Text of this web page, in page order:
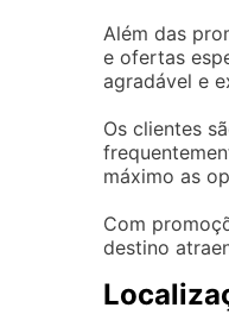
Além das
e ofertas
agradável e
Os clientes
máximo as
Com
destino